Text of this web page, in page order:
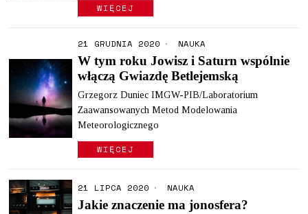
WIĘCEJ
21 GRUDNIA 2020 NAUKA
W tym roku Jowisz i Saturn wspólnie
włączą Gwiazdę Betlejemską
Grzegorz Duniec IMGW-PIB/Laboratorium
Zaawansowanych Metod Modelowania
Meteorologicznego
WIĘCEJ
21 LIPCA 2020 NAUKA
Jakie znaczenie ma jonosfera?